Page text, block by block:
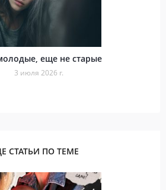
еще не старые
3 июля 2026 г.
СТАТЬИ ПО ТЕМЕ